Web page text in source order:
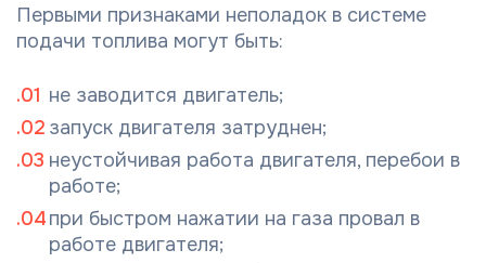
Первыми признаками неполадок в системе
подачи топлива могут быть:
не заводится двигатель;
запуск двигателя затруднен;
неустойчивая работа двигателя, перебои в
работе;
при быстром нажатии на газа провал в
работе двигателя;